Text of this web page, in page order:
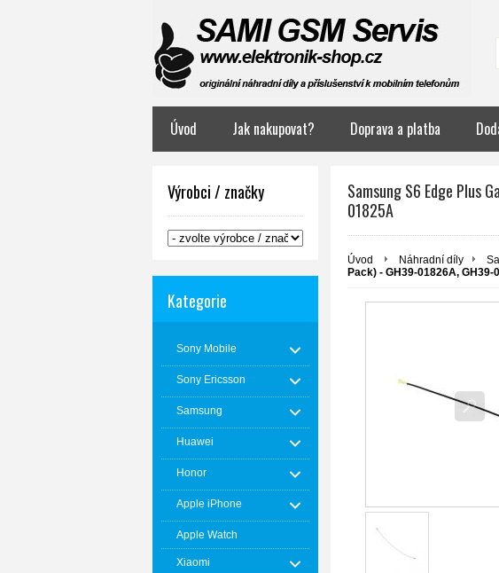
Úvod Jak nakupovat? Doprava a platba
Výrobci / značky
Kategorie
Sony Mobile
Sony Ericsson
Samsung
Huawei
Honor
Apple iPhone
Apple Watch
Xiaomi
Samsung S6 Edge Plus
01825A
Úvod Náhradní díly
Pack) - GH39-01826A, GH39-